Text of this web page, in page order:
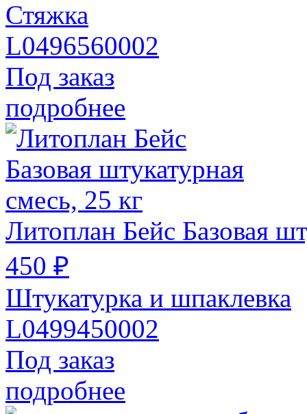
Стяжка
L0496560002
Под заказ
подробнее
Литоплан Бейс Базовая
450 ₽
Штукатурка и шпаклевка
L0499450002
Под заказ
подробнее